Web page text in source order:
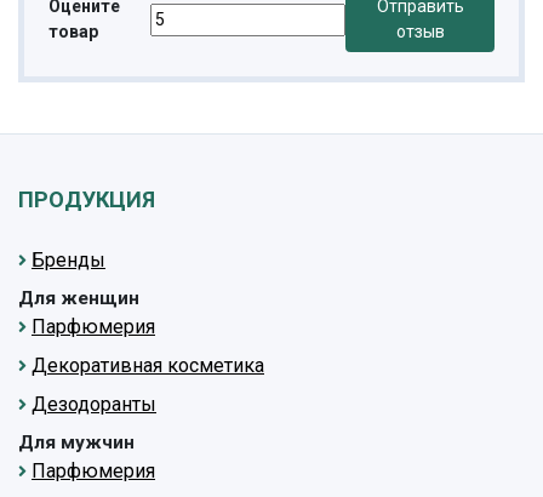
Оцените
товар
Отправить
отзыв
ПРОДУКЦИЯ
Бренды
Для женщин
Парфюмерия
Декоративная косметика
Дезодоранты
Для мужчин
Парфюмерия